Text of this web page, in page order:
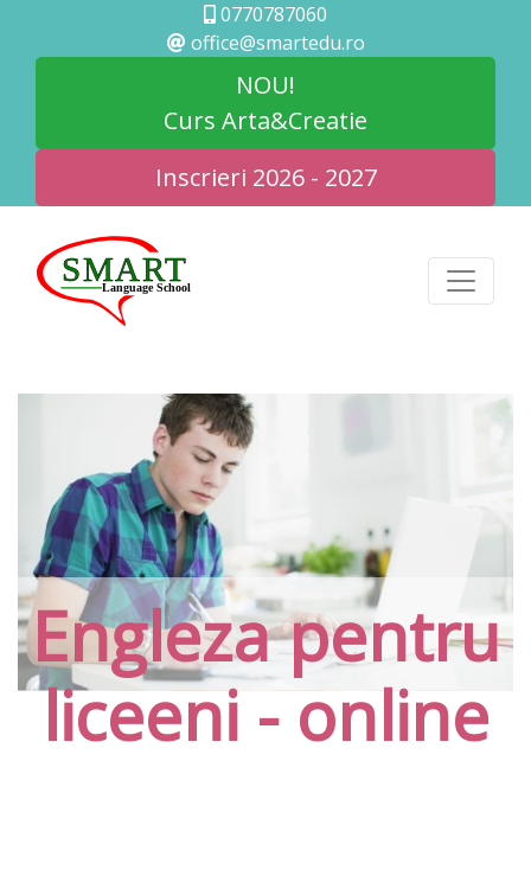
0770787060
office@smartedu.ro
NOU!
Curs Arta&Creatie
Inscrieri 2026 - 2027
Engleza pentru
liceeni - online